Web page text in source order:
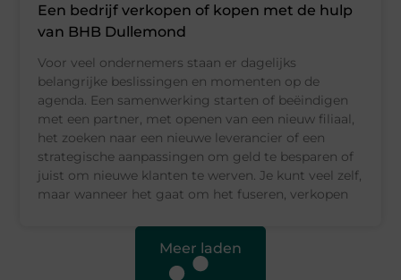
Een bedrijf verkopen of kopen met de hulp
van BHB Dullemond
Voor veel ondernemers staan er dagelijks
belangrijke beslissingen en momenten op de
agenda. Een samenwerking starten of beëindigen
met een partner, met openen van een nieuw filiaal,
het zoeken naar een nieuwe leverancier of een
strategische aanpassingen om geld te besparen of
juist om nieuwe klanten te werven. Je kunt veel zelf,
maar wanneer het gaat om het fuseren, verkopen
Meer laden